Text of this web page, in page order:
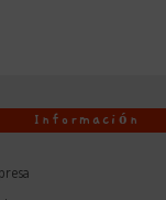
Información